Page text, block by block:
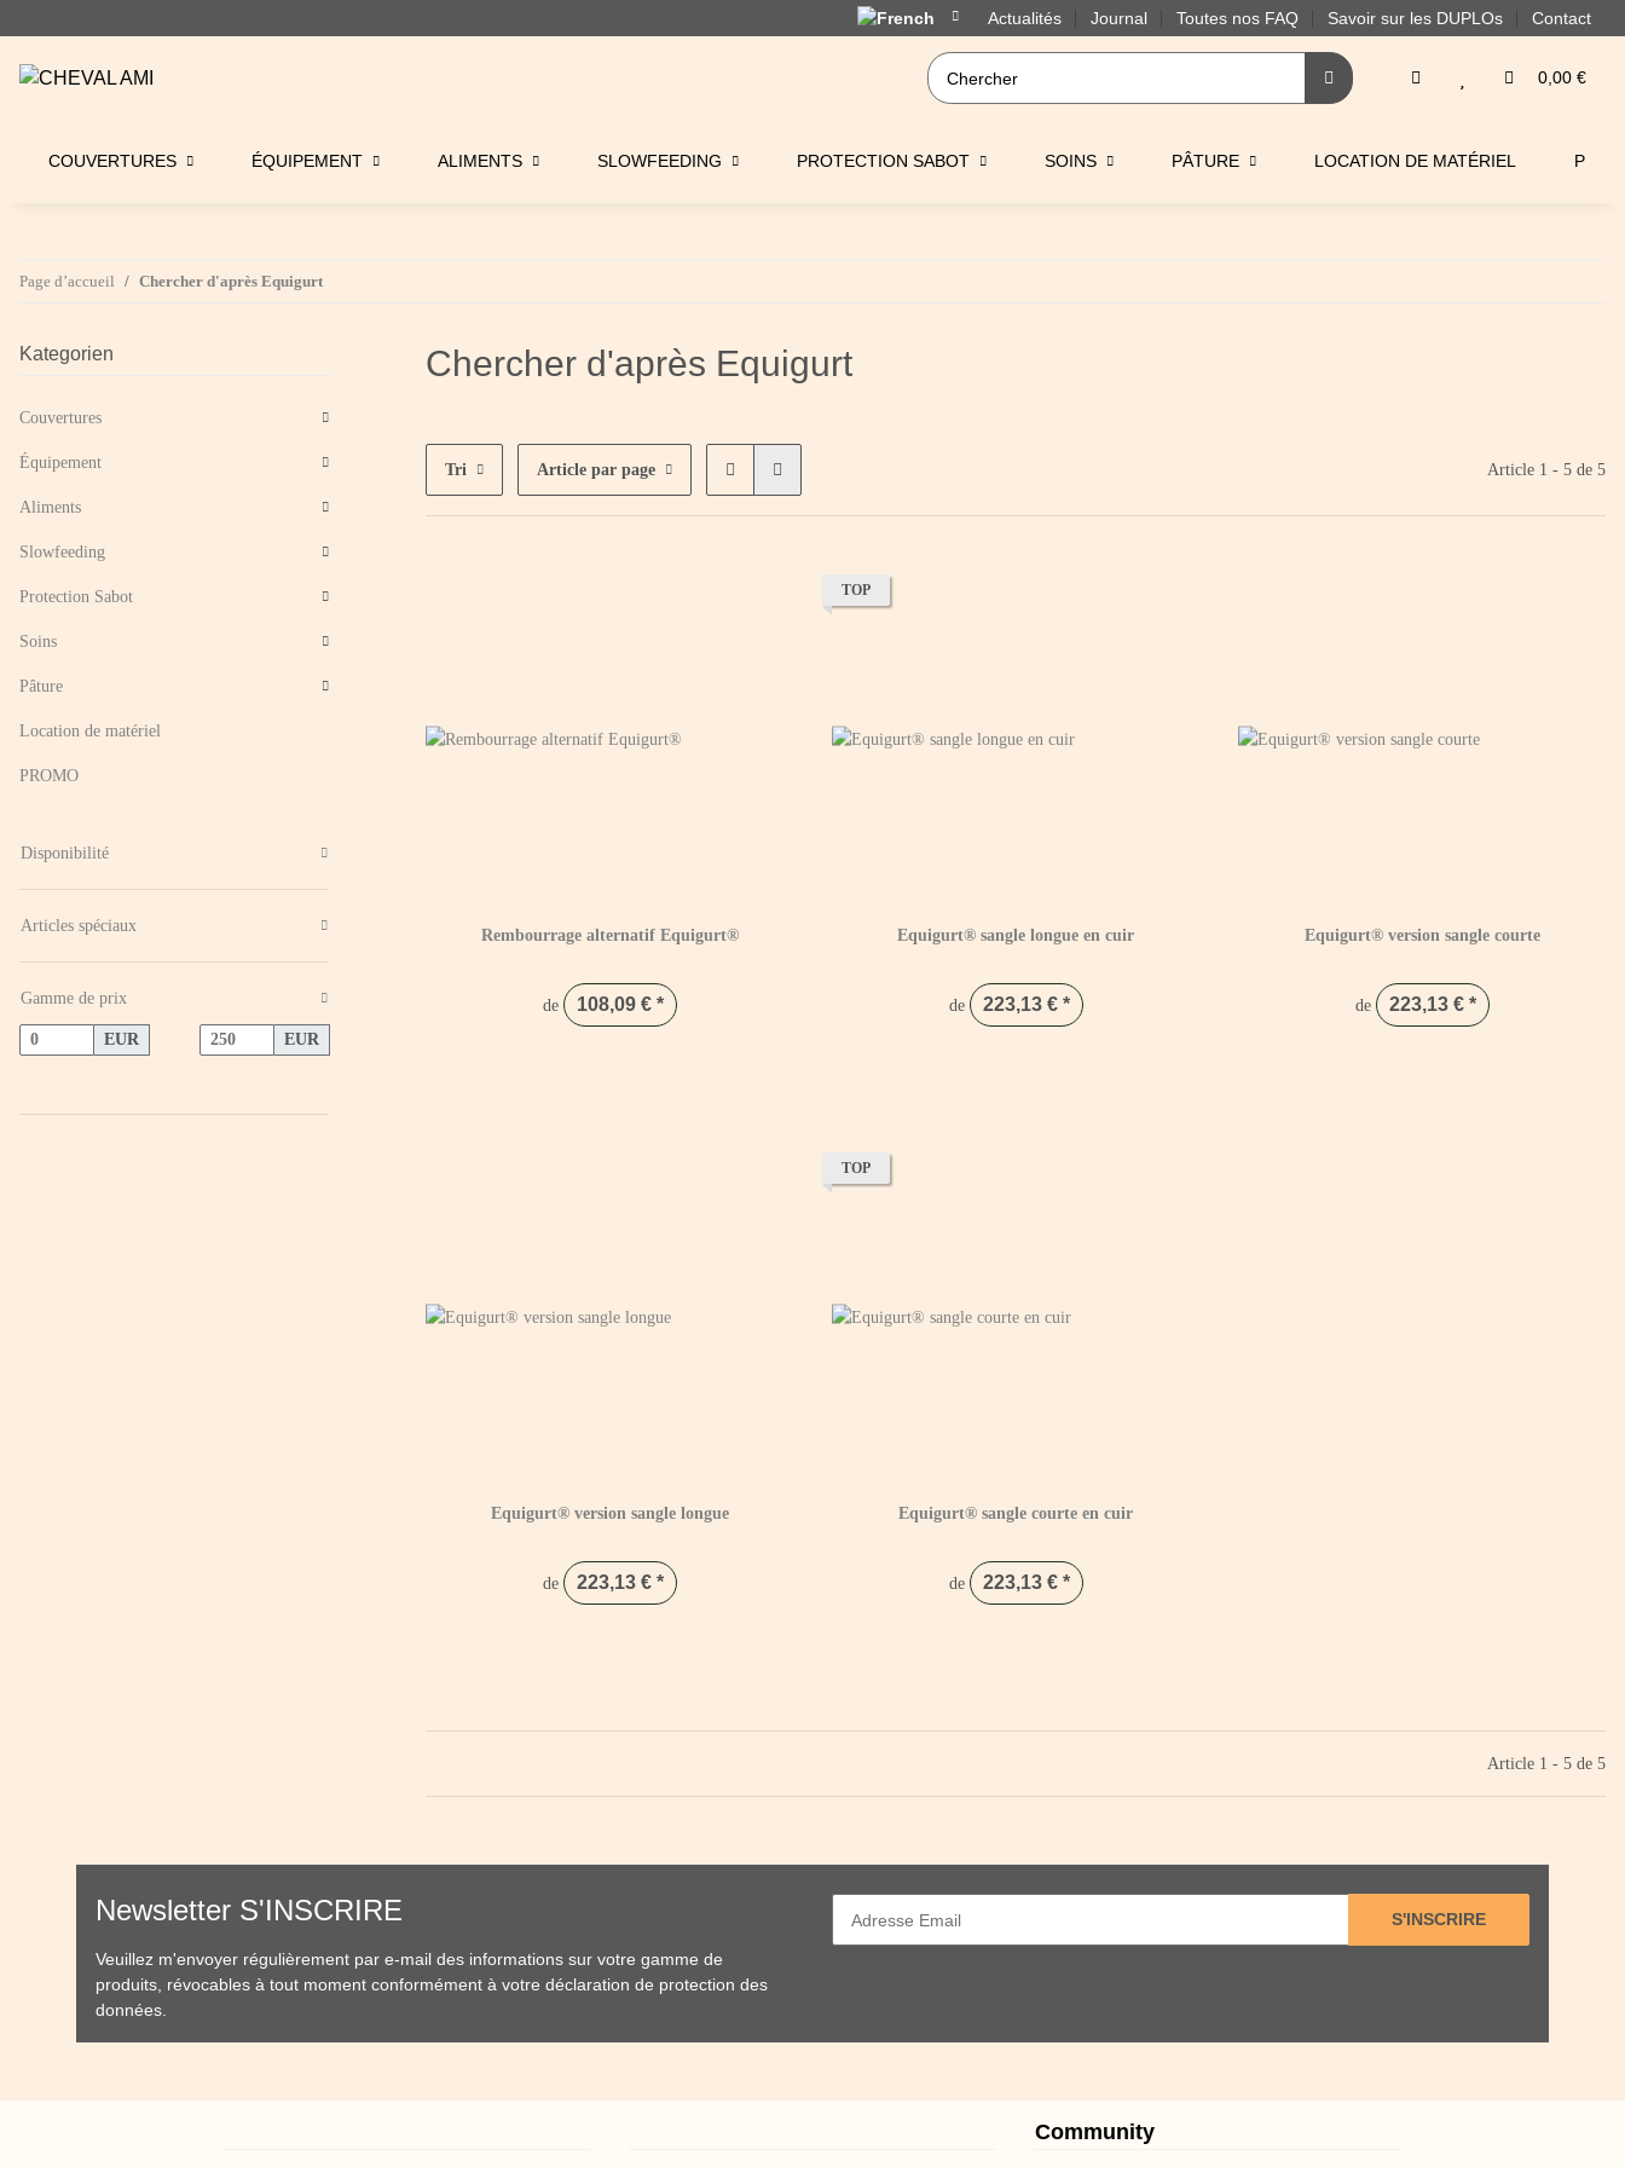
Actualités Journal Toutes nos FAQ Savoir sur les DUPLOs Contact
0,00 €
COUVERTURES ÉQUIPEMENT ALIMENTS SLOWFEEDING PROTECTION SABOT SOINS PÂTURE LOCATION DE MATÉRIEL
Page d’accueil Chercher d'après Equigurt
Chercher d'après Equigurt
Tri Article par page Article 1 - 5 de 5
Rembourrage alternatif Equigurt®
de 108,09 € *
TOP
Equigurt® sangle longue en cuir
de 223,13 € *
Equigurt® version sangle courte
de 223,13 € *
Equigurt® version sangle longue
de 223,13 € *
TOP
Equigurt® sangle courte en cuir
de 223,13 € *
Article 1 - 5 de 5
Kategorien
Couvertures
Équipement
Aliments
Slowfeeding
Protection Sabot
Soins
Pâture
Location de matériel
PROMO
Disponibilité
Articles spéciaux
Gamme de prix
EUR EUR
Newsletter S'INSCRIRE
Veuillez m'envoyer régulièrement par e-mail des informations sur votre gamme de
produits, révocables à tout moment conformément à votre déclaration de protection des
données
S'INSCRIRE
Community